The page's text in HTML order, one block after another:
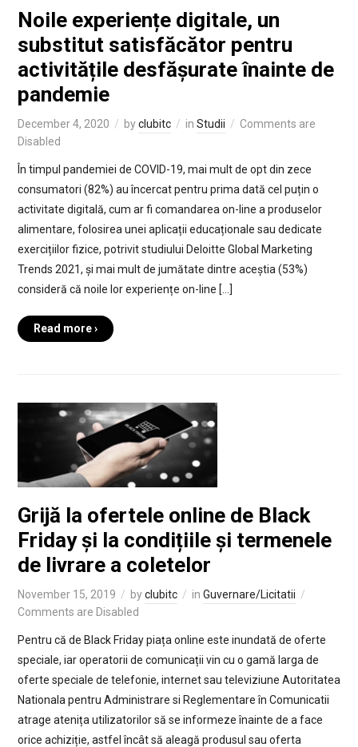
Noile experiențe digitale, un
substitut satisfăcător pentru
activitățile desfășurate înainte de
pandemie
December 4, 2020 byclubitc in Studii
Comments are
Disabled
În timpul pandemiei de COVID-19, mai mult de opt din zece
consumatori (82%) au încercat pentru prima dată cel puțin o
activitate digitală, cum ar fi comandarea on-line a produselor
alimentare, folosirea unei aplicații educaționale sau dedicate
exercițiilor fizice, potrivit studiului Deloitte Global Marketing
Trends 2021, și mai mult de jumătate dintre aceștia (53%)
consideră că noile lor experiențe on-line […]
Read more ›
Grijă la ofertele online de Black
Friday și la condițiile și termenele
de livrare a coletelor
November 15, 2019 byclubitc in Guvernare/Licitatii
Comments are Disabled
Pentru că de Black Friday piața online este inundată de oferte
speciale, iar operatorii de comunicații vin cu o gamă larga de
oferte speciale de telefonie, internet sau televiziune Autoritatea
Nationala pentru Administrare si Reglementare în Comunicatii
atrage atenița utilizatorilor să se informeze înainte de a face
orice achiziție, astfel încât să aleagă produsul sau oferta